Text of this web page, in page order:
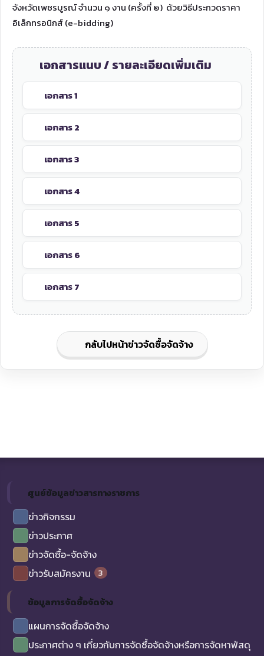
จังหวัดเพชรบูรณ์ จำนวน ๑ งาน (ครั้งที่ ๒) ด้วยวิธีประกวดราคา
อิเล็กทรอนิกส์ (e-bidding)
เอกสารแนบ / รายละเอียดเพิ่มเติม
เอกสาร 1
เอกสาร 2
เอกสาร 3
เอกสาร 4
เอกสาร 5
เอกสาร 6
เอกสาร 7
กลับไปหน้าข่าวจัดซื้อจัดจ้าง
ศูนย์ข้อมูลข่าวสารทางราชการ
ข่าวกิจกรรม
ข่าวประกาศ
ข่าวจัดซื้อ-จัดจ้าง
ข่าวรับสมัครงาน
3
ข้อมูลการจัดซื้อจัดจ้าง
แผนการจัดซื้อจัดจ้าง
ประกาศต่าง ๆ เกี่ยวกับการจัดซื้อจัดจ้างหรือการจัดหาพัสดุ